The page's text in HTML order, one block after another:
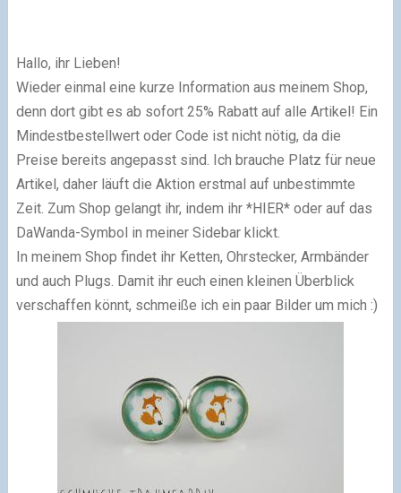
Hallo, ihr Lieben!
Wieder einmal eine kurze Information aus meinem Shop,
denn dort gibt es ab sofort 25% Rabatt auf alle Artikel! Ein
Mindestbestellwert oder Code ist nicht nötig, da die
Preise bereits angepasst sind. Ich brauche Platz für neue
Artikel, daher läuft die Aktion erstmal auf unbestimmte
Zeit. Zum Shop gelangt ihr, indem ihr *HIER* oder auf das
DaWanda-Symbol in meiner Sidebar klickt.
In meinem Shop findet ihr Ketten, Ohrstecker, Armbänder
und auch Plugs. Damit ihr euch einen kleinen Überblick
verschaffen könnt, schmeiße ich ein paar Bilder um mich :)